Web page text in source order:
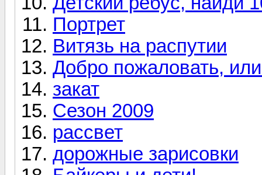
Портрет
Витязь на распутии
Добро пожаловать,
закат
Сезон 2009
рассвет
дорожные зарисовки